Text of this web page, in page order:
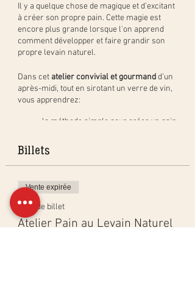
Il y a quelque chose de magique et d'excitant
à créer son propre pain. Cette magie est
encore plus grande lorsque l'on apprend
comment développer et faire grandir son
propre levain naturel.
Dans cet atelier convivial et gourmandd’un
après-midi, tout en sirotant un verre de vin,
vous apprendrez:
la méthode simple pour créer un pain
en pratique. Vous repartirez avec
votre pâton à cuire à la maison (pain
de 400gr) et cuirez un pain en groupe
à déguster pendant l'apéritif;
comment créer, activer et entretenir
un levain naturel ainsi que les
les différentes techniques de cuisson
Billets
Vente expirée
Type de billet
Atelier Pain au Levain Naturel